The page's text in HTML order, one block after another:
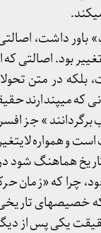
داشت، اصالتی
بود. اصالتی که
بلکه در متن
تاریخ هماهنگ
که خصیصه­ای